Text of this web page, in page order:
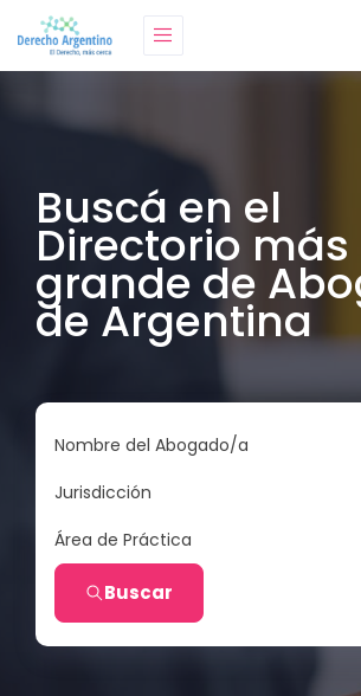
Buscá en el
Directorio más
grande de
de Argentina
Nombre del Abogado/a
Jurisdicción
Área de Práctica
Buscar